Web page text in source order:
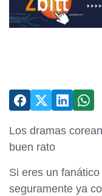
Los dramas
buen rato
Si eres un
seguramente ya